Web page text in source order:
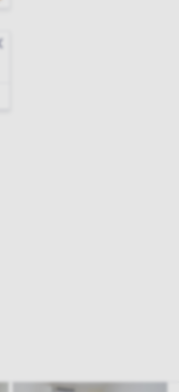
Sluit modal